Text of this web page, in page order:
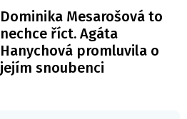
Dominika Mesarošová to
nechce říct. Agáta
Hanychová promluvila o
jejím snoubenci